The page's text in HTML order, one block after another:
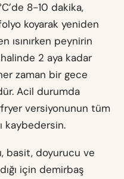
8-10 dakika,
koyarak yeniden
ısınırken peynirin
halinde 2 aya kadar
zaman bir gece
Acil durumda
versiyonunun tüm
kaybedersin.
basit, doyurucu ve
için demirbaş